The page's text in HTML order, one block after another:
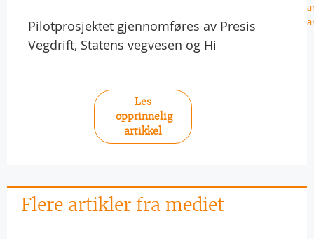
Pilotprosjektet gjennomføres av Presis
Vegdrift, Statens vegvesen og Hi
Les
opprinnelig
artikkel
Flere artikler fra mediet